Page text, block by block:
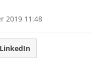
2019 11:48
LinkedIn